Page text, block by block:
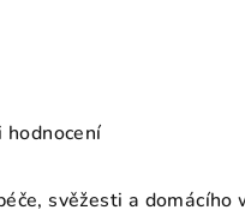
hodnocení
svěžesti a domácího